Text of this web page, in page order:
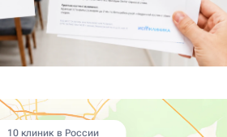
10 клиник в России